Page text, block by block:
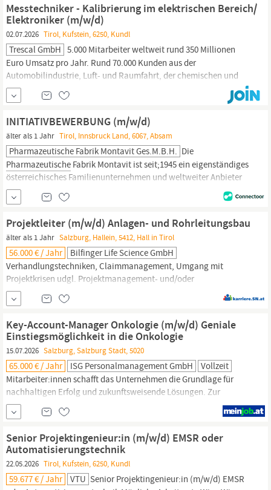
in einer Ordination in Verbindung mit
Messtechniker - Kalibrierung im elektrischen Bereich/
Elektroniker (m/w/d)
02.07.2026 Tirol, Kufstein, 6250, Kundl
Trescal GmbH 5.000 Mitarbeiter weltweit rund 350 Millionen
Euro Umsatz pro Jahr. Rund 70.000 Kunden aus der
Automobilindustrie, Luft- und Raumfahrt, der chemischen und
pharmazeutischen
vertrauen tagtäglich auf uns. Wir, die österreichische
Tochtergesellschaft Trescal Austria GmbH, bieten unseren
anspruchsvollen Kunden mit drei...
INITIATIVBEWERBUNG (m/w/d)
älter als 1 Jahr Tirol, Innsbruck Land, 6067, Absam
Pharmazeutische Fabrik Montavit Ges.m.b.H. Die
Pharmazeutische Fabrik Montavit ist seit;1945 ein eigenständiges
österreichisches Familienunternehmen und weltweiter Anbieter
innovativer medizinischer Produkte. Die gesamte Montavit
Belegschaft arbeitet an dem Ziel: Der Mensch – Leiden lindern,
Lebensqualität verbessern. Arzneimittel zum wieder Wohlfühlen.
Projektleiter (m/w/d) Anlagen- und Rohrleitungsbau
älter als 1 Jahr Salzburg, Hallein, 5412, Hall in Tirol
56.000 € / Jahr
Bilfinger Life Science GmbH
Verhandlungstechniken, Claimmanagement, Umgang mit
Projektkrisen udgl. Projektmanagement- und/oder
kaufmännische Zusatzausbildungen, sowie Kenntnissen der
Regularien fürpharmazeutischen
Anlagenbau ((c)GMP, GEP,
GAMP etc.) verhandlungssicheren Englischkenntnissen
strukturiertem Arbeitsstil und der Fähigkeit sich selbst zu
organisieren Lust auf...
Key-Account-Manager Onkologie (m/w/d) Geniale
Einstiegsmöglichkeit in die Onkologie
15.07.2026 Salzburg, Salzburg Stadt, 5020
65.000 € / Jahr ISG Personalmanagement GmbH
Vollzeit
Mitarbeiter:innen schafft das Unternehmen die Grundlage für
nachhaltigen Erfolg und zukunftsweisende Lösungen. Zur
Verstärkung des Teams suchen wir eine engagierte Persönlichkeit
für das Gebiet Oberösterreich, Salzburg,
und Vorarlberg. Das
erwartet Sie: Betreuung onkologischer Zentren und
Schwerpunktkliniken im definierten Gebiet Ansprechpartner:in
Senior Projektingenieur:in (m/w/d) EMSR oder
Automatisierungstechnik
22.05.2026 Tirol, Kufstein, 6250, Kundl
59.677 € / Jahr VTU Senior Projektingenieur:in (m/w/d) EMSR